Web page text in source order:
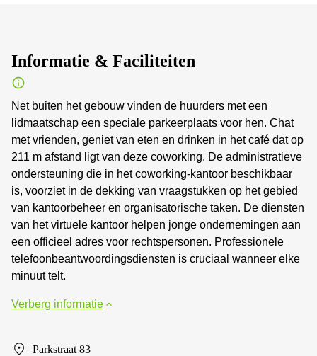
Informatie & Faciliteiten
Net buiten het gebouw vinden de huurders met een
lidmaatschap een speciale parkeerplaats voor hen. Chat
met vrienden, geniet van eten en drinken in het café dat op
211 m afstand ligt van deze coworking. De administratieve
ondersteuning die in het coworking-kantoor beschikbaar
is, voorziet in de dekking van vraagstukken op het gebied
van kantoorbeheer en organisatorische taken. De diensten
van het virtuele kantoor helpen jonge ondernemingen aan
een officieel adres voor rechtspersonen. Professionele
telefoonbeantwoordingsdiensten is cruciaal wanneer elke
minuut telt.
Verberg informatie
Parkstraat 83